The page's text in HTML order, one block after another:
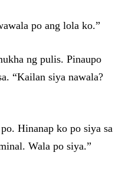
po ang lola ko.”
ng pulis. Pinaupo
“Kailan siya nawala?
Hinanap ko po siya sa
Wala po siya.”